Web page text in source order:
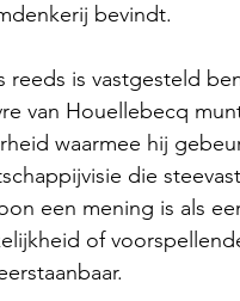
bevindt.
reeds is vastgesteld
van Houellebecq
waarmee hij
die
een mening is als
of